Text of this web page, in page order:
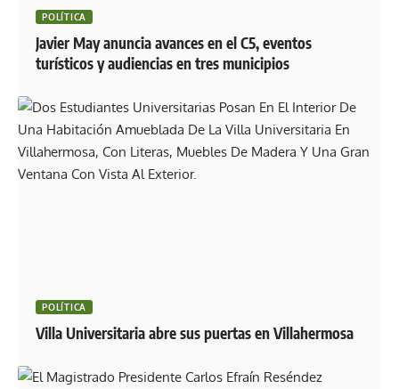
POLÍTICA
Javier May anuncia avances en el C5, eventos
turísticos y audiencias en tres municipios
POLÍTICA
Villa Universitaria abre sus puertas en Villahermosa